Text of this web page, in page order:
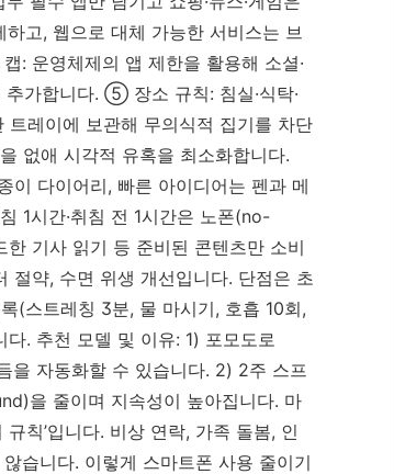
고, 웹으로 대체 가능한 서비스는 브
: 운영체제의 앱 제한을 활용해 소셜·
가합니다. ⑤ 장소 규칙: 침실·식탁·
레이에 보관해 무의식적 집기를 차단
없애 시각적 유혹을 최소화합니다.
다이어리, 빠른 아이디어는 펜과 메
1시간·취침 전 1시간은 노폰(no-
기사 읽기 등 준비된 콘텐츠만 소비
절약, 수면 위생 개선입니다. 단점은 초
(스트레칭 3분, 물 마시기, 호흡 10회,
. 추천 모델 및 이유: 1) 포모도로
을 자동화할 수 있습니다. 2) 2주 스프
을 줄이며 지속성이 높아집니다. 마
칙’입니다. 비상 연락, 가족 돌봄, 인
습니다. 이렇게 스마트폰 사용 줄이기